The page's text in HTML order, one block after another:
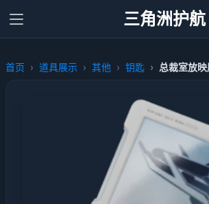
三角洲护航
首页 道具展示 其他 钥匙 总裁室放映